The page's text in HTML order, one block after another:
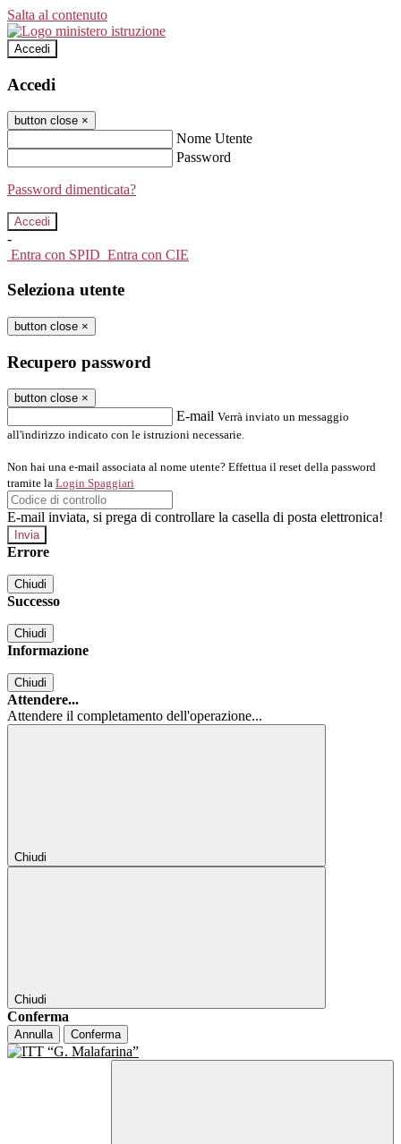
Salta al contenuto
Accedi
Accedi
button close ×
Nome Utente
Password
Password dimenticata?
-
Entra con SPID Entra con CIE
Seleziona utente
button close ×
Recupero password
button close ×
E-mail Verrà inviato un messaggio
all'indirizzo indicato con le istruzioni necessarie.
Non hai una e-mail associata al nome utente? Effettua il reset della password
tramite la Login Spaggiari
E-mail inviata, si prega di controllare la casella di posta elettronica!
Errore
Chiudi
Successo
Chiudi
Informazione
Chiudi
Attendere...
Attendere il completamento dell'operazione...
Chiudi
Chiudi
Conferma
Annulla Conferma